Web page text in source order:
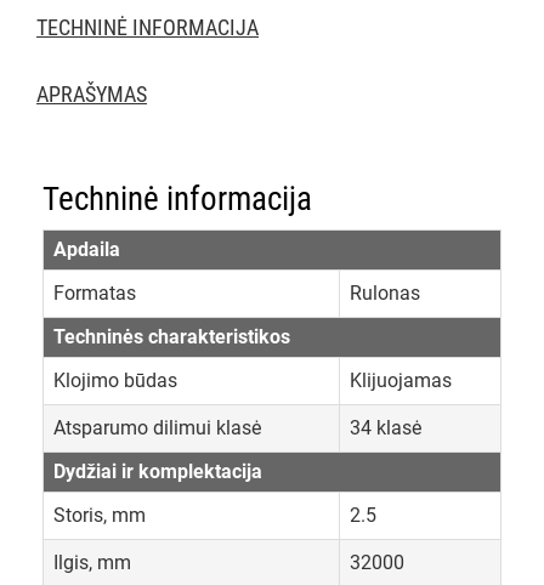
TECHNINĖ INFORMACIJA
APRAŠYMAS
Techninė informacija
Apdaila
Formatas
Rulonas
Techninės charakteristikos
Klojimo būdas
Klijuojamas
Atsparumo dilimui klasė
34 klasė
Dydžiai ir komplektacija
Storis, mm
2.5
Ilgis, mm 32000